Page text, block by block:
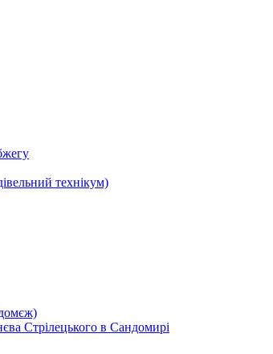
технікум)
Стрілецького в Сандомирі